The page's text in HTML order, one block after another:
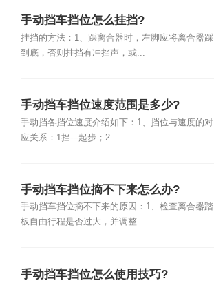
手动挡车挡位怎么挂挡?
挂挡的方法：1、踩离合器时，左脚应将离合器踩
到底，否则挂挡有冲挡声，或...
手动挡车挡位速度范围是多少?
手动挡各挡位速度介绍如下：1、挡位与速度的对
应关系：1挡---起步；2...
手动挡车挡位摘不下来怎么办?
手动挡车挡位摘不下来的原因：1、检查离合器踏
板自由行程是否过大，并调整...
手动挡车挡位怎么使用技巧?